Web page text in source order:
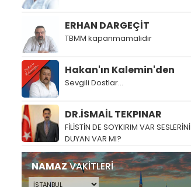
ERHAN DARGEÇİT
TBMM kapanmamalıdır
Hakan'ın Kalemin'den
Sevgili Dostlar...
DR.İSMAİL TEKPINAR
FİLİSTİN DE SOYKIRIM VAR SESLERİNİ
DUYAN VAR MI?
NAMAZVAKİTLERİ